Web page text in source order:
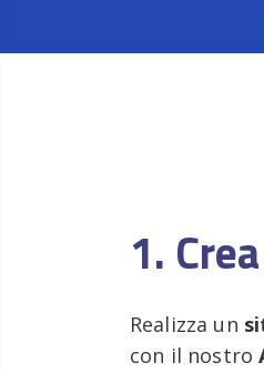
1.
Realizza un
con il nostro